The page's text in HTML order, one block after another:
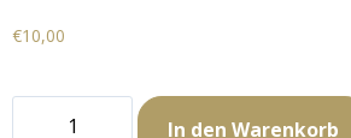
€10,00
In den Warenkorb